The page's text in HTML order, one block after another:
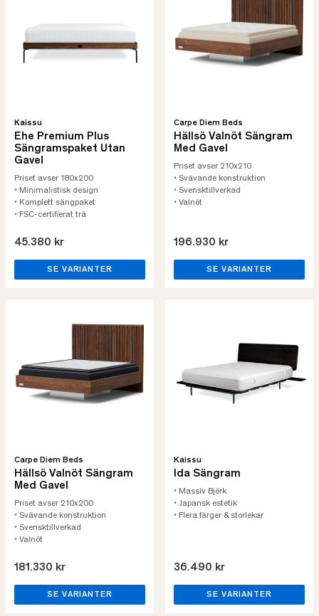
Kaissu
Ehe Premium Plus
Sängramspaket Utan
Gavel
Priset avser 180x200
• Minimalistisk design
• Komplett sängpaket
• FSC-certifierat trä
45.380 kr
SE VARIANTER
Carpe Diem Beds
Hällsö Valnöt Sängram
Med Gavel
Priset avser 210x210
• Svävande konstruktion
• Svensktillverkad
• Valnöt
196.930 kr
SE VARIANTER
Carpe Diem Beds
Hällsö Valnöt Sängram
Med Gavel
Priset avser 210x200
• Svävande konstruktion
• Svensktillverkad
• Valnöt
181.330 kr
SE VARIANTER
Kaissu
Ida Sängram
• Massiv Björk
• Japansk estetik
• Flera färger & storlekar
36.490 kr
SE VARIANTER